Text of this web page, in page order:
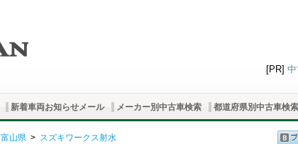
[PR]
新着車両お知らせメール メーカー別中古車検索 都道府県別中古車検索
富山県 > スズキワークス射水